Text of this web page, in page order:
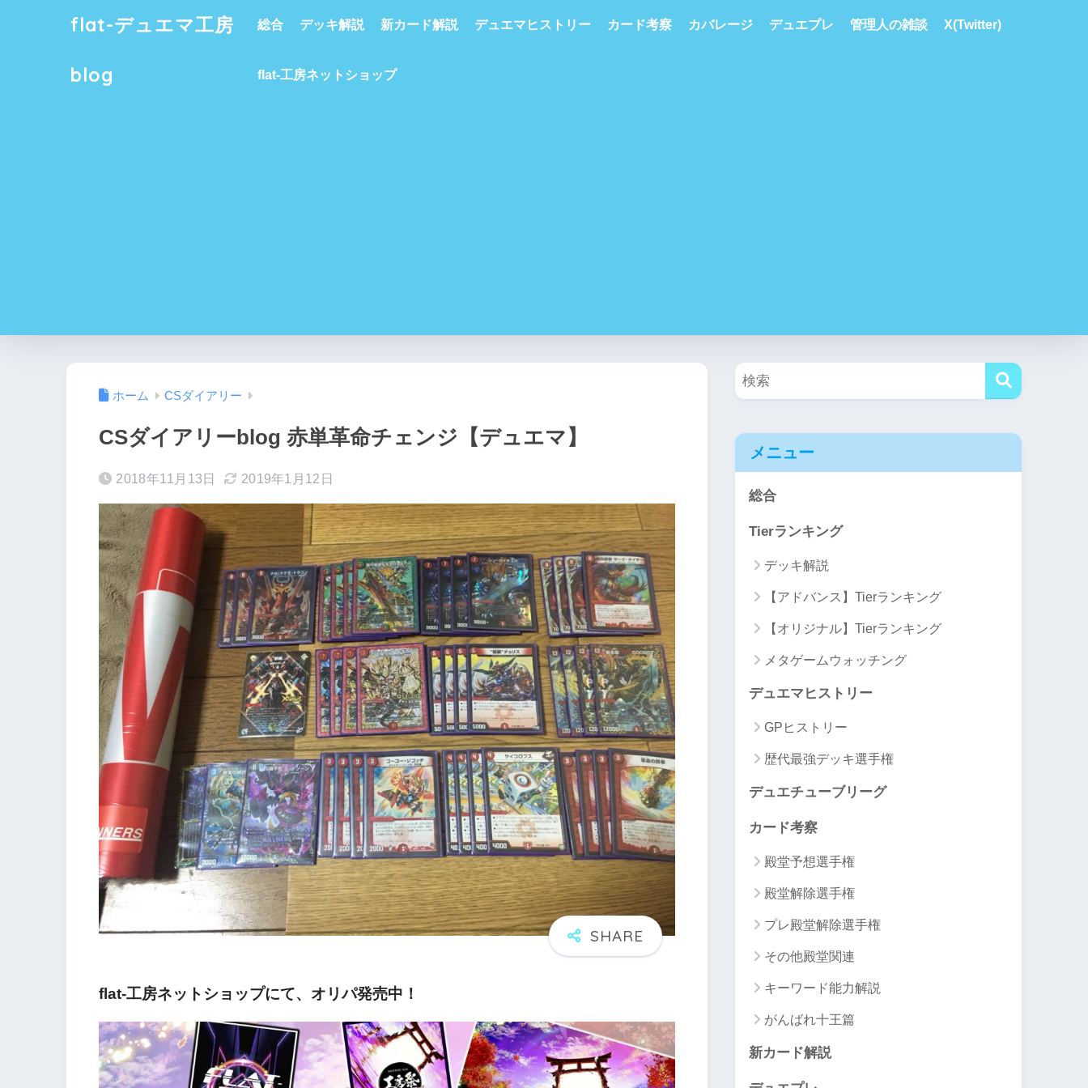
flat-デュエマ工房
blog
総合 デッキ解説 新カード解説 デュエマヒストリー カード考察 カバレージ デュエプレ 管理人の雑談 X(Twitter)
flat-工房ネットショップ
ホーム CSダイアリー
CSダイアリーblog 赤単革命チェンジ【デュエマ】
2018年11月13日 2019年1月12日
flat-工房ネットショップにて、オリパ発売中！
メニュー
総合
Tierランキング
デッキ解説
【アドバンス】Tierランキング
【オリジナル】Tierランキング
メタゲームウォッチング
デュエマヒストリー
GPヒストリー
歴代最強デッキ選手権
デュエチューブリーグ
カード考察
殿堂予想選手権
殿堂解除選手権
プレ殿堂解除選手権
その他殿堂関連
キーワード能力解説
がんばれ十王篇
新カード解説